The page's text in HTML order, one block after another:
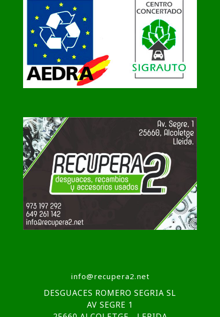
info@recupera2.net
DESGUACES ROMERO SEGRIA SL
AV SEGRE 1